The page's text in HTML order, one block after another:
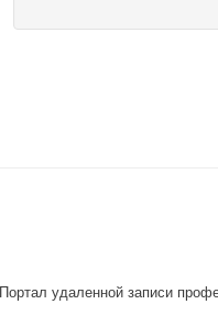
Портал удаленной записи